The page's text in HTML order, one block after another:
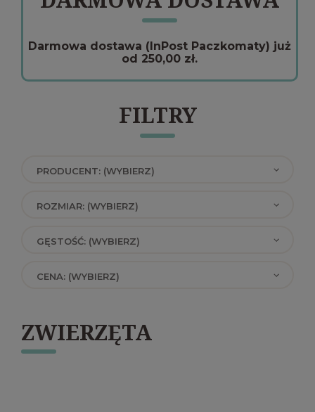
Darmowa dostawa (InPost Paczkomaty) już
od 250,00 zł.
FILTRY
PRODUCENT: (WYBIERZ)
ROZMIAR: (WYBIERZ)
GĘSTOŚĆ: (WYBIERZ)
CENA: (WYBIERZ)
ZWIERZĘTA